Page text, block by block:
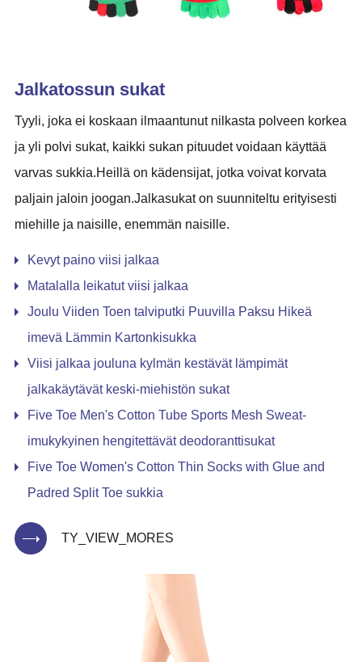
Jalkatossun sukat
Tyyli, joka ei koskaan ilmaantunut nilkasta polveen korkea
ja yli polvi sukat, kaikki sukan pituudet voidaan käyttää
varvas sukkia.Heillä on kädensijat, jotka voivat korvata
paljain jaloin joogan.Jalkasukat on suunniteltu erityisesti
miehille ja naisille, enemmän naisille.
Kevyt paino viisi jalkaa
Matalalla leikatut viisi jalkaa
Joulu Viiden Toen talviputki Puuvilla Paksu Hikeä
imevä Lämmin Kartonkisukka
Viisi jalkaa jouluna kylmän kestävät lämpimät
jalkakäytävät keski-miehistön sukat
Five Toe Men's Cotton Tube Sports Mesh Sweat-
imukykyinen hengitettävät deodoranttisukat
Five Toe Women's Cotton Thin Socks with Glue and
Padred Split Toe sukkia
TY_VIEW_MORES